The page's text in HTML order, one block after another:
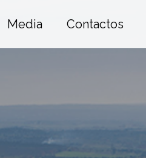
Media Contactos